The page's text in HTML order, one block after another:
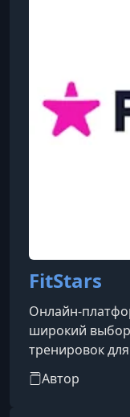
FitStars
Онлайн-
широкий
тренировок
сайте вы
йоге, пилатесу,
Автор